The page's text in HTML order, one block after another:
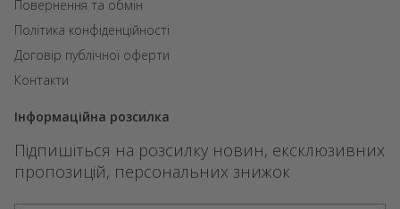
Повернення та обмін
Політика конфіденційності
Договір публічної оферти
Контакти
Інформаційна розсилка
Підпишіться на розсилку новин, ексклюзивних
пропозицій, персональних знижок